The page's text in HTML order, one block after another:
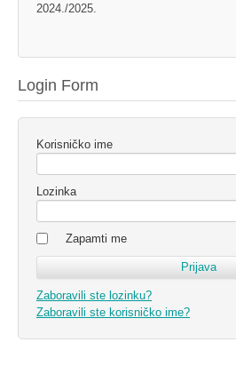
2024./2025.
Login Form
Korisničko ime
Lozinka
Zapamti me
Zaboravili ste lozinku?
Zaboravili ste korisničko ime?